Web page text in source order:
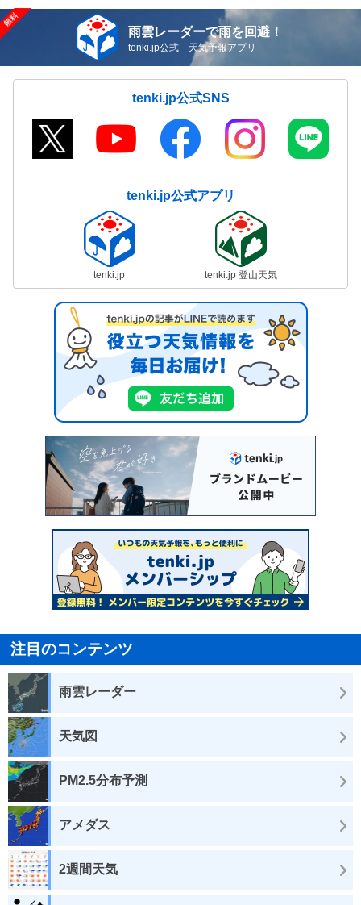
雨雲レーダーで雨を回避！
tenki.jp公式 天気予報アプリ
tenki.jp公式SNS
tenki.jp公式アプリ
tenki.jp tenki.jp 登山天気
注目のコンテンツ
雨雲レーダー
天気図
PM2.5分布予測
アメダス
2週間天気